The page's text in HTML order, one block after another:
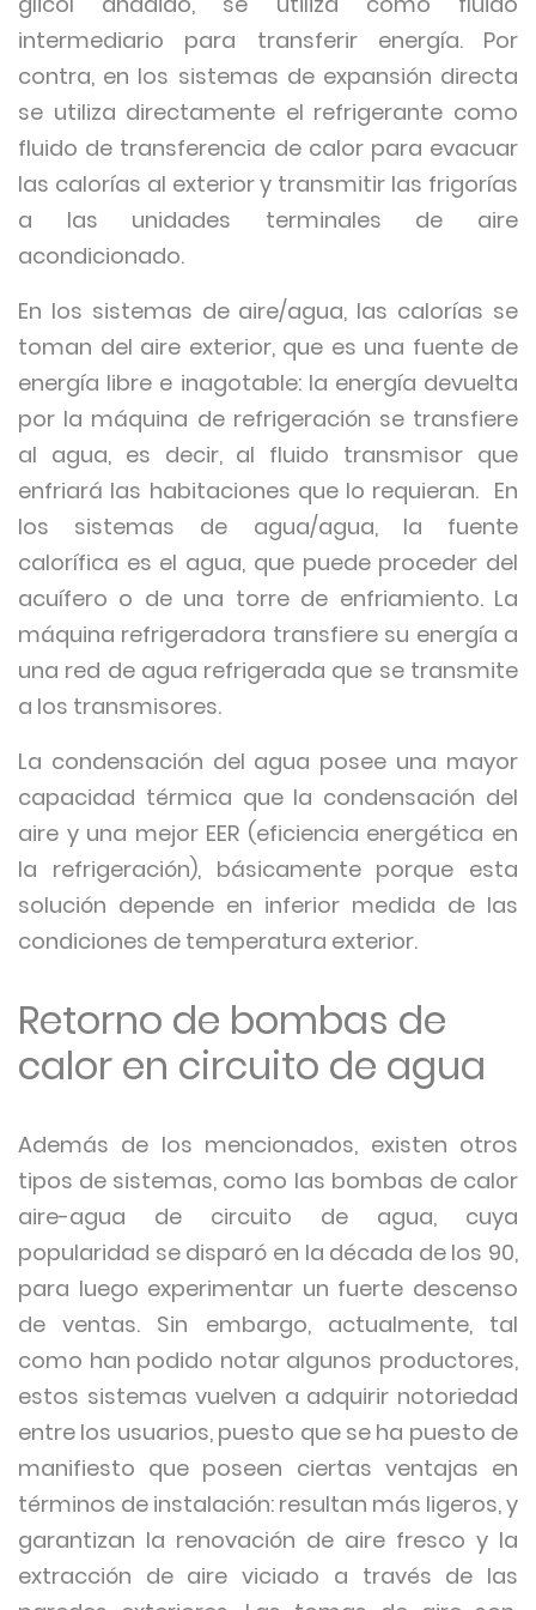
intermediario para transferir energía. Por
contra, en los sistemas de expansión directa
se utiliza directamente el refrigerante como
fluido de transferencia de calor para evacuar
las calorías al exterior y transmitir las frigorías
a las unidades terminales de aire
acondicionado.
En los sistemas de aire/agua, las calorías se
toman del aire exterior, que es una fuente de
energía libre e inagotable: la energía devuelta
por la máquina de refrigeración se transfiere
al agua, es decir, al fluido transmisor que
enfriará las habitaciones que lo requieran. En
los sistemas de agua/agua, la fuente
calorífica es el agua, que puede proceder del
acuífero o de una torre de enfriamiento. La
máquina refrigeradora transfiere su energía a
una red de agua refrigerada que se transmite
a los transmisores.
La condensación del agua posee una mayor
capacidad térmica que la condensación del
aire y una mejor EER (eficiencia energética en
la refrigeración), básicamente porque esta
solución depende en inferior medida de las
condiciones de temperatura exterior.
Retorno de bombas de
calor en circuito de agua
Además de los mencionados, existen otros
tipos de sistemas, como las bombas de calor
aire-agua de circuito de agua, cuya
popularidad se disparó en la década de los 90,
para luego experimentar un fuerte descenso
de ventas. Sin embargo, actualmente, tal
como han podido notar algunos productores,
estos sistemas vuelven a adquirir notoriedad
entre los usuarios, puesto que se ha puesto de
manifiesto que poseen ciertas ventajas en
términos de instalación: resultan más ligeros, y
garantizan la renovación de aire fresco y la
extracción de aire viciado a través de las